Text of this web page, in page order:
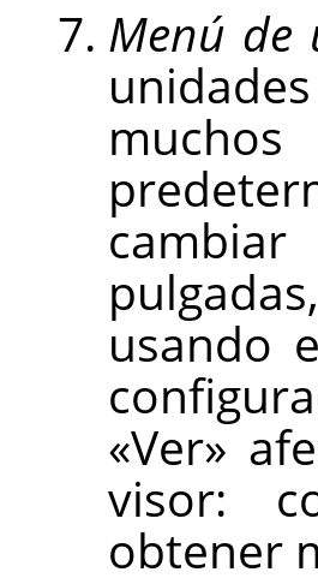
Menú de
usando
«Ver»
visor:
obtener